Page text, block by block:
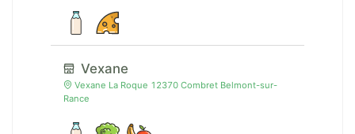
Vexane
Vexane La Roque 12370 Combret Belmont-sur-
Rance